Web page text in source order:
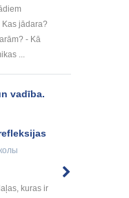
Kas jādara?
- Kā
...
vadība.
kuras ir